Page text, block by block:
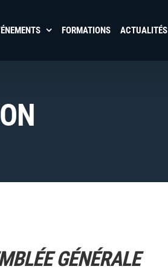
FORMATIONS ACTUALITÉS
GÉNÉRALE